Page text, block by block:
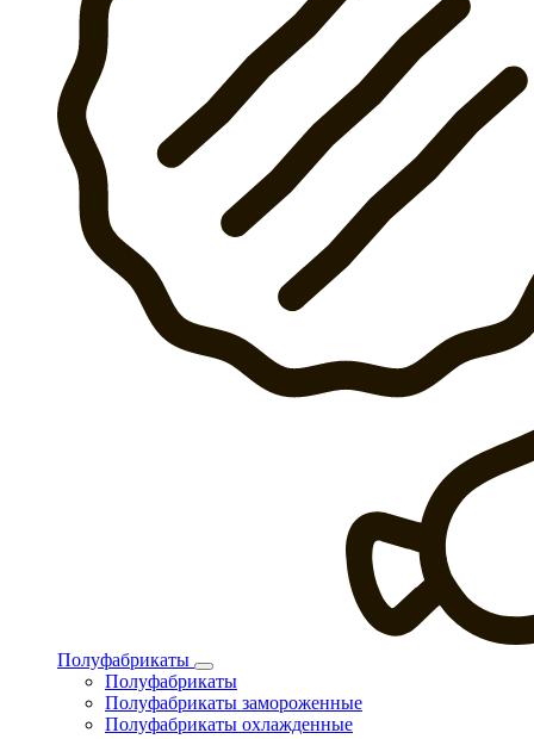
Полуфабрикаты
Полуфабрикаты
Полуфабрикаты замороженные
Полуфабрикаты охлажденные